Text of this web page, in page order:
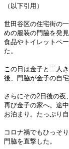
（以下引用）
世田谷区の住宅街の
めの服装の門脇を発
食品やトイレットペ
た。
この日は金子と二人
後、門脇が金子の自
さらにその2日後の夜
再び金子の家へ。途
お泊まり。たっぷり
コロナ禍でもひっそ
門脇を直撃した。